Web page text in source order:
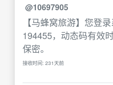
@10697905
【马蜂窝旅游】您登
194455，动态码有效
保密。
接收时间: 231天前